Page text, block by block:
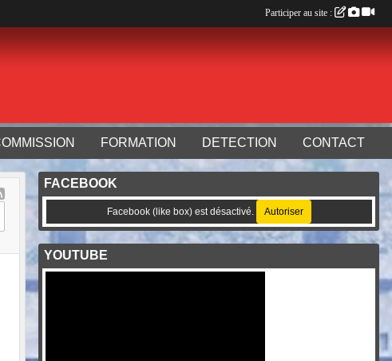
FORMATION DETECTION CONTACT
FACEBOOK
Facebook (like box) est désactivé. Autoriser
YOUTUBE
Participer au site :